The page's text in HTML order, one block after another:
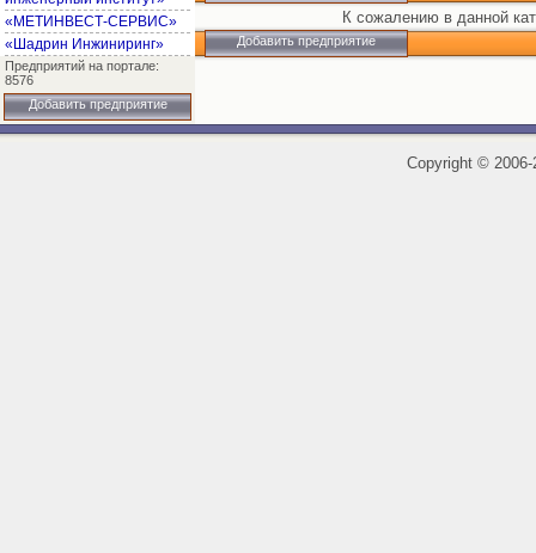
«МЕТИНВЕСТ-СЕРВИС»
«Шадрин Инжиниринг»
Предприятий на портале:
8576
Добавить предприятие
К сожалению в данной
Добавить предприятие
Copyright ©